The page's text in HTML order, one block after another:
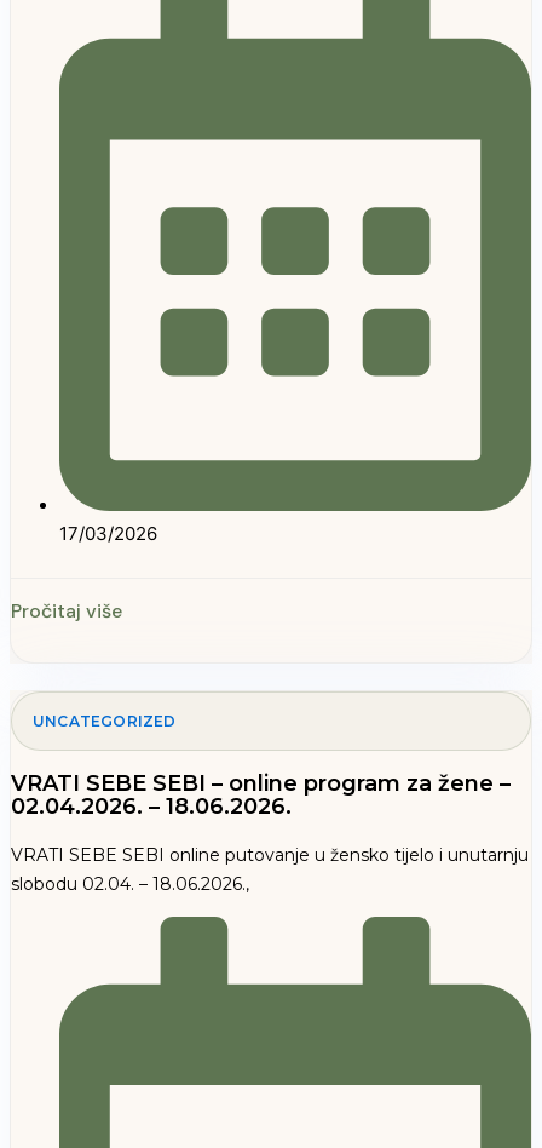
17/03/2026
Pročitaj više
UNCATEGORIZED
VRATI SEBE SEBI – online program za žene –
02.04.2026. – 18.06.2026.
VRATI SEBE SEBI online putovanje u žensko tijelo i unutarnju
slobodu 02.04. – 18.06.2026.,